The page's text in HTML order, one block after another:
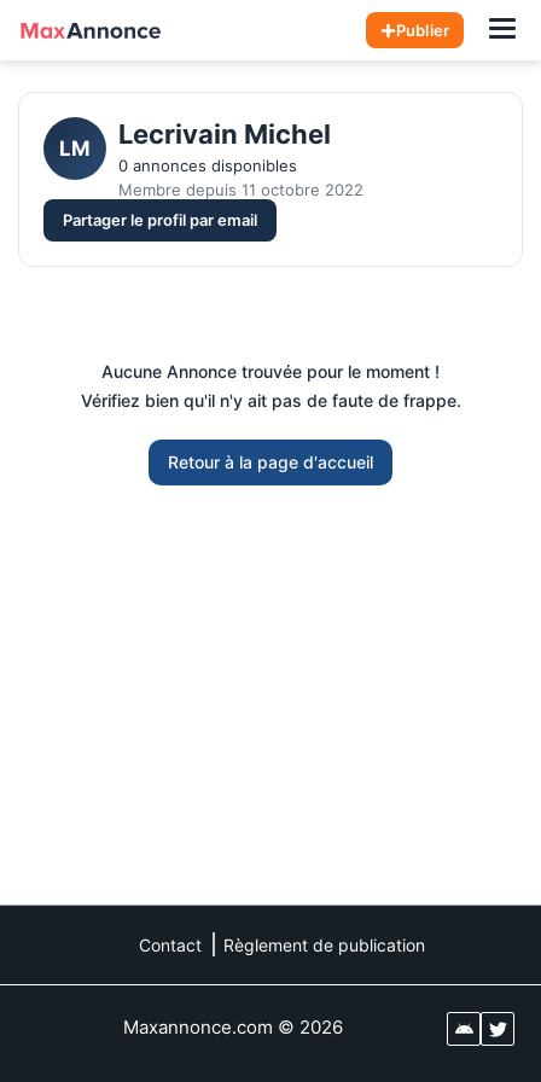
Publier
LM Lecrivain Michel
0 annonces disponibles
Membre depuis 11 octobre 2022
Partager le profil par email
Aucune Annonce trouvée pour le moment !
Vérifiez bien qu'il n'y ait pas de faute de frappe.
Retour à la page d'accueil
Contact Règlement de publication
Maxannonce.com © 2026